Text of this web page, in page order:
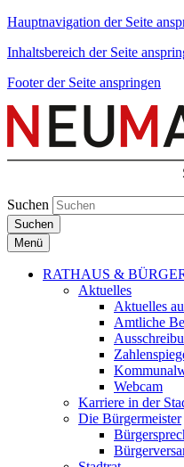
Hauptnavigation der Seite
Inhaltsbereich der Seite
Footer der Seite anspringen
Suchen
Suchen
Menü
RATHAUS &
Aktuelles
Aktuelles
Amtliche
Webcam
Karriere in der
Die Bürgermeister